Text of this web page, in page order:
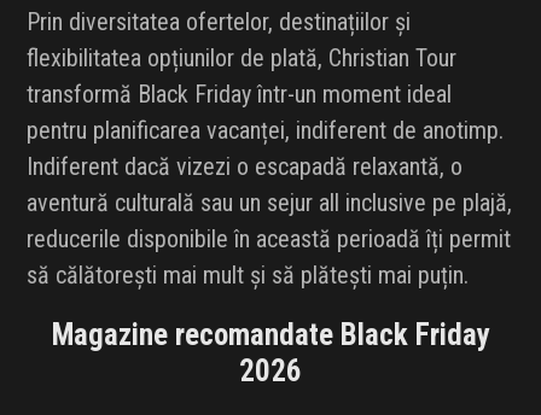
Prin diversitatea ofertelor, destinațiilor și
flexibilitatea opțiunilor de plată, Christian Tour
transformă Black Friday într-un moment ideal
pentru planificarea vacanței, indiferent de anotimp.
Indiferent dacă vizezi o escapadă relaxantă, o
aventură culturală sau un sejur all inclusive pe plajă,
reducerile disponibile în această perioadă îți permit
să călătorești mai mult și să plătești mai puțin.
Magazine recomandate Black Friday
2026